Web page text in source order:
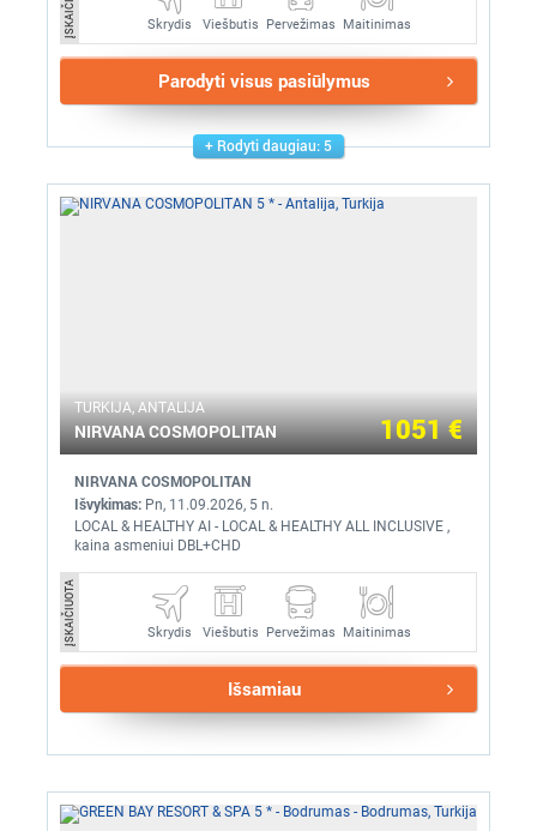
Skrydis Viešbutis Pervežimas Maitinimas
Parodyti visus pasiūlymus
Rodyti daugiau: 5
TURKIJA, ANTALIJA
NIRVANA COSMOPOLITAN 1051 €
NIRVANA COSMOPOLITAN
Išvykimas: Pn, 11.09.2026, 5 n.
LOCAL & HEALTHY AI - LOCAL & HEALTHY ALL INCLUSIVE ,
kaina asmeniui DBL+CHD
ĮSKAIČIUOTA Skrydis Viešbutis Pervežimas Maitinimas
Išsamiau